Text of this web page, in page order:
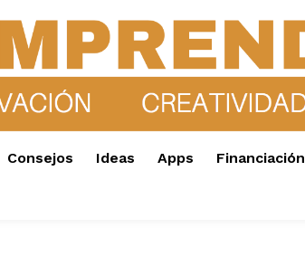
Consejos Ideas Apps Financiación